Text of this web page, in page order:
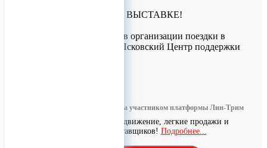
ДО ВСТРЕЧИ НА ВЫСТАВКЕ!
Добавим, помощь в организации поездки в
Казахстан оказал Псковский Центр поддержки
Информация размещена участником платформы Лин-Трим
Бесплатное продвижение, легкие продажи и
поиск поставщиков! Подробнее...